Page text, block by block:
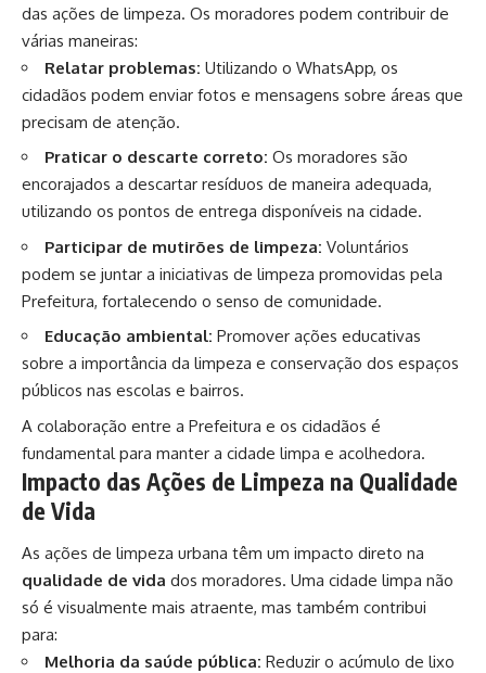
das ações de limpeza. Os moradores podem contribuir de
várias maneiras:
Relatar problemas: Utilizando o WhatsApp, os
cidadãos podem enviar fotos e mensagens sobre áreas que
precisam de atenção.
Praticar o descarte correto: Os moradores são
encorajados a descartar resíduos de maneira adequada,
utilizando os pontos de entrega disponíveis na cidade.
Participar de mutirões de limpeza: Voluntários
podem se juntar a iniciativas de limpeza promovidas pela
Prefeitura, fortalecendo o senso de comunidade.
Educação ambiental: Promover ações educativas
sobre a importância da limpeza e conservação dos espaços
públicos nas escolas e bairros.
A colaboração entre a Prefeitura e os cidadãos é
fundamental para manter a cidade limpa e acolhedora.
Impacto das Ações de Limpeza na Qualidade
de Vida
As ações de limpeza urbana têm um impacto direto na
qualidade de vida dos moradores. Uma cidade limpa não
só é visualmente mais atraente, mas também contribui
para:
Melhoria da saúde pública: Reduzir o acúmulo de lixo